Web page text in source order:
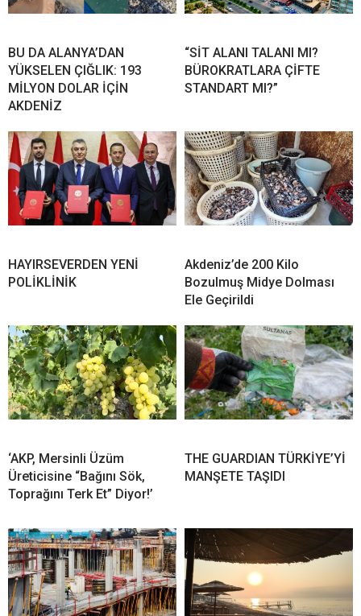
BU DA ALANYA’DAN
YÜKSELEN ÇIĞLIK: 193
MİLYON DOLAR İÇİN
AKDENİZ
“SİT ALANI TALANI MI?
BÜROKRATLARA ÇİFTE
STANDART MI?”
HAYIRSEVERDEN YENİ
POLİKLİNİK
Akdeniz’de 200 Kilo
Bozulmuş Midye Dolması
Ele Geçirildi
‘AKP, Mersinli Üzüm
Üreticisine “Bağını Sök,
Toprağını Terk Et” Diyor!’
THE GUARDIAN TÜRKİYE’Yİ
MANŞETE TAŞIDI